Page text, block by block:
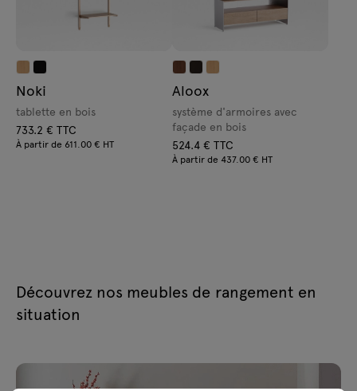
Noki
tablette en bois
733.2 € TTC
À partir de 611.00 € HT
Aloox
système d'armoires avec
façade en bois
524.4 € TTC
À partir de 437.00 € HT
Découvrez nos meubles de rangement en
situation